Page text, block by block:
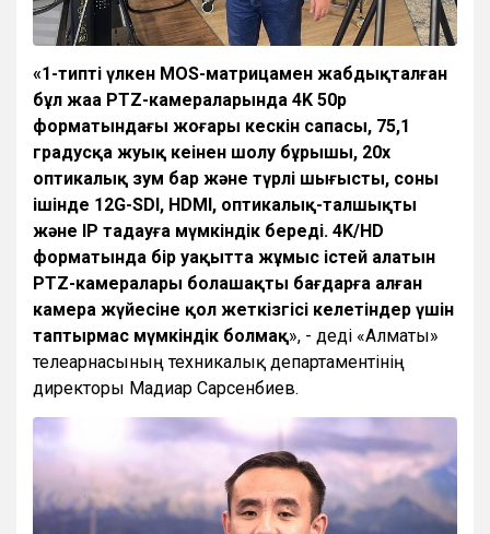
«1-типті үлкен MOS-матрицамен жабдықталған
бұл жаңа PTZ-камераларында 4K 50p
форматындағы жоғары кескін сапасы, 75,1
градусқа жуық кеңінен шолу бұрышы, 20x
оптикалық зум бар және түрлі шығысты, соның
ішінде 12G-SDI, HDMI, оптикалық-талшықты
және IP таңдауға мүмкіндік береді. 4K/HD
форматында бір уақытта жұмыс істей алатын
PTZ-камералары болашақты бағдарға алған
камера жүйесіне қол жеткізгісі келетіндер үшін
таптырмас мүмкіндік болмақ», - деді «Алматы»
телеарнасының техникалық департаментінің
директоры Мадиар Сарсенбиев.